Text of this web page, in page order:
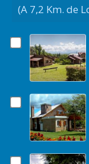
(A 7,2 Km. de